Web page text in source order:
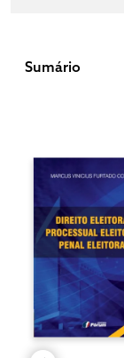
Sumário